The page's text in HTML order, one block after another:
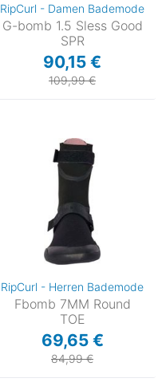
RipCurl - Damen Bademode
G-bomb 1.5 Sless Good
SPR
90,15 €
109,99 €
RipCurl - Herren Bademode
Fbomb 7MM Round
TOE
69,65 €
84,99 €